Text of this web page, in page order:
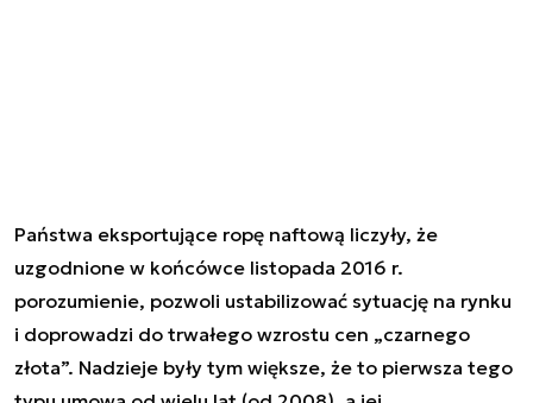
Państwa eksportujące ropę naftową liczyły, że
uzgodnione w końcówce listopada 2016 r.
porozumienie, pozwoli ustabilizować sytuację na rynku
i doprowadzi do trwałego wzrostu cen „czarnego
złota”. Nadzieje były tym większe, że to pierwsza tego